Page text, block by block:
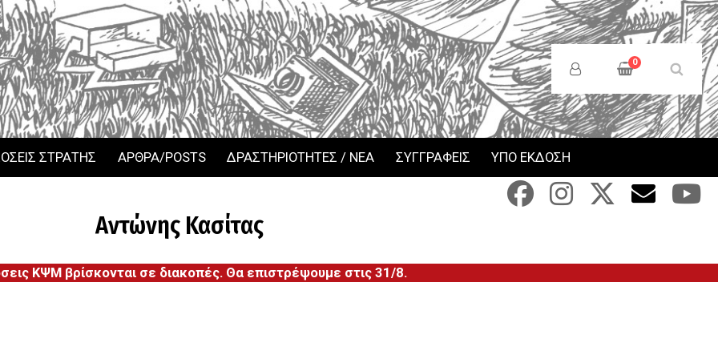
Anonymous
Users
Menu
0
ΣΤΡΑΤΗΣ ΑΡΘΡΑ/POSTS ΔΡΑΣΤΗΡΙΟΤΗΤΕΣ / ΝΕΑ ΣΥΓΓΡΑΦΕΙΣ ΥΠΟ ΕΚΔΟΣΗ
Αντώνης Κασίτας
ΚΨΜ βρίσκονται σε διακοπές. Θα επιστρέψουμε στις 31/8.